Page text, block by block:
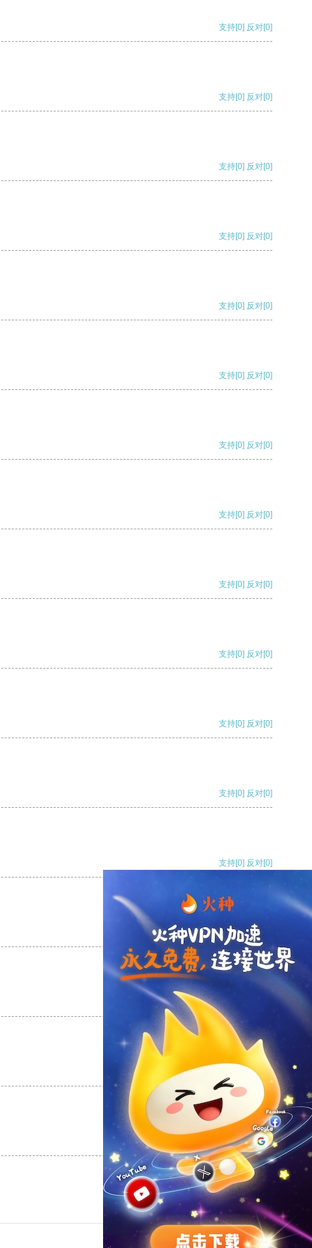
支持[0] 反对[0]
支持[0] 反对[0]
支持[0] 反对[0]
支持[0] 反对[0]
支持[0] 反对[0]
支持[0] 反对[0]
支持[0] 反对[0]
支持[0] 反对[0]
支持[0] 反对[0]
支持[0] 反对[0]
支持[0] 反对[0]
支持[0] 反对[0]
支持[0] 反对[0]
支持[0] 反对
支持
反对 [0]
支持[0] 反对[0]